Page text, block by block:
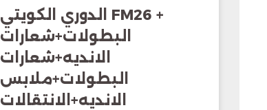
الدوري الكويتي FM26 +
البطولات+شعارات
الانديه+شعارات
البطولات+ملابس
الانديه+الانتقالات